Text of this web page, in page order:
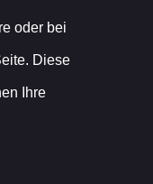
oder bei
Diese
Ihre